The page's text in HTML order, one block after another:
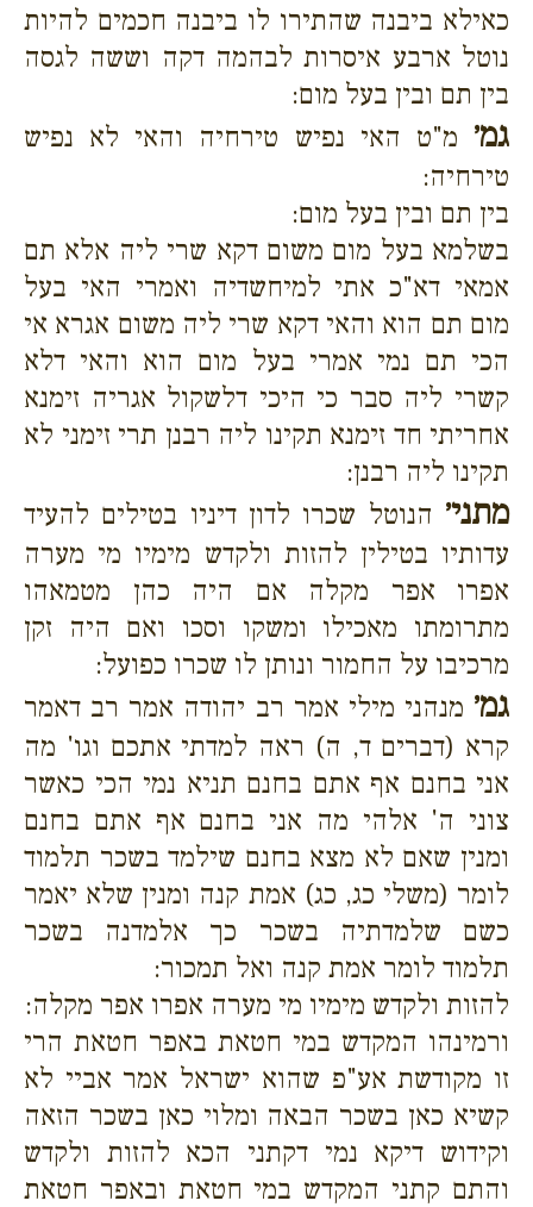
כאילא ביבנה שהתירו לו ביבנה חכמים להיות
נוטל ארבע איסרות לבהמה דקה וששה לגסה
בין תם ובין בעל מום:
גמ׳ מ"ט האי נפיש טירחיה והאי לא נפיש
טירחיה:
בין תם ובין בעל מום:
בשלמא בעל מום משום דקא שרי ליה אלא תם
אמאי דא"כ אתי למיחשדיה ואמרי האי בעל
מום תם הוא והאי דקא שרי ליה משום אגרא אי
הכי תם נמי אמרי בעל מום הוא והאי דלא
קשרי ליה סבר כי היכי דלשקול אגריה זימנא
אחריתי חד זימנא תקינו ליה רבנן תרי זימני לא
תקינו ליה רבנן:
מתני׳ הנוטל שכרו לדון דיניו בטילים להעיד
עדותיו בטילין להזות ולקדש מימיו מי מערה
אפרו אפר מקלה אם היה כהן מטמאהו
מתרומתו מאכילו ומשקו וסכו ואם היה זקן
מרכיבו על החמור ונותן לו שכרו כפועל:
גמ׳ מנהני מילי אמר רב יהודה אמר רב דאמר
קרא (דברים ד, ה) ראה למדתי אתכם וגו' מה
אני בחנם אף אתם בחנם תניא נמי הכי כאשר
צוני ה' אלהי מה אני בחנם אף אתם בחנם
ומנין שאם לא מצא בחנם שילמד בשכר תלמוד
לומר (משלי כג, כג) אמת קנה ומנין שלא יאמר
כשם שלמדתיה בשכר כך אלמדנה בשכר
תלמוד לומר אמת קנה ואל תמכור:
להזות ולקדש מימיו מי מערה אפרו אפר מקלה:
ורמינהו המקדש במי חטאת באפר חטאת הרי
זו מקודשת אע"פ שהוא ישראל אמר אביי לא
קשיא כאן בשכר הבאה ומלוי כאן בשכר הזאה
וקידוש דיקא נמי דקתני הכא להזות ולקדש
והתם קתני המקדש במי חטאת ובאפר חטאת